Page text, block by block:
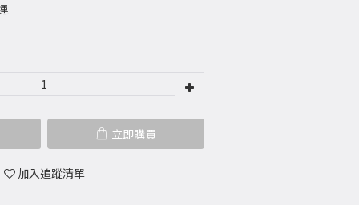
立即購買
加入追蹤清單